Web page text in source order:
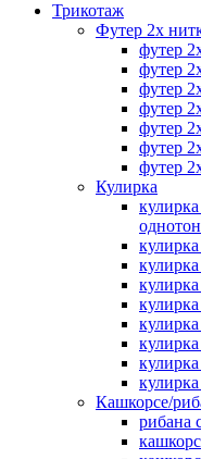
Трикотаж
Футер 2х
футер
футер
футер
футер
футер
футер
футер
Кулирка
однотон
Кашкорсе/
рибана